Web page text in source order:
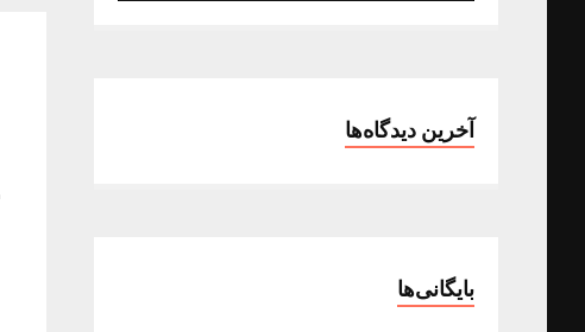
آخرین دیدگاه‌ها
بایگانی‌ها